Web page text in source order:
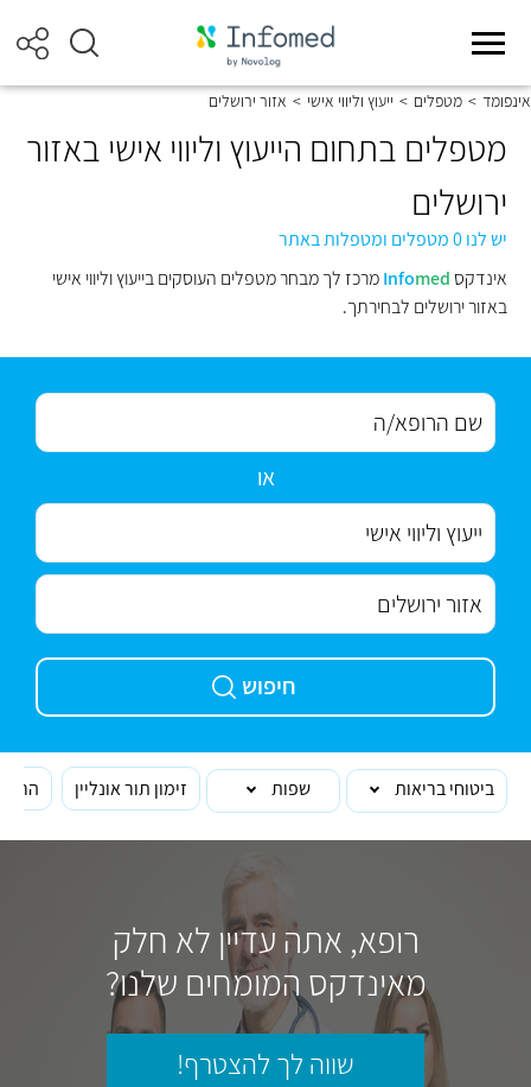
אינפומד > מטפלים > ייעוץ וליווי אישי > אזור ירושלים
מטפלים בתחום הייעוץ וליווי אישי באזור
ירושלים
יש לנו 0 מטפלים ומטפלות באתר
אינדקס
Infomed
מרכז לך מבחר מטפלים העוסקים בייעוץ וליווי אישי
באזור ירושלים לבחירתך.
או
חיפוש
ביטוחי בריאות שפות זימון תור אונליין
רופא, אתה עדיין לא חלק
מאינדקס המומחים שלנו?
שווה לך להצטרף!